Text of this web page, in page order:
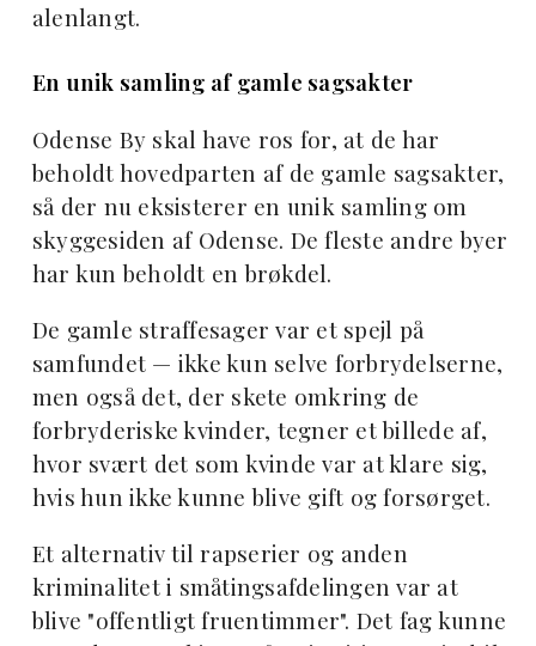
alenlangt.
En unik samling af gamle sagsakter
Odense By skal have ros for, at de har
beholdt hovedparten af de gamle sagsakter,
så der nu eksisterer en unik samling om
skyggesiden af Odense. De fleste andre byer
har kun beholdt en brøkdel.
De gamle straffesager var et spejl på
samfundet — ikke kun selve forbrydelserne,
men også det, der skete omkring de
forbryderiske kvinder, tegner et billede af,
hvor svært det som kvinde var at klare sig,
hvis hun ikke kunne blive gift og forsørget.
Et alternativ til rapserier og anden
kriminalitet i småtingsafdelingen var at
blive "offentligt fruentimmer". Det fag kunne